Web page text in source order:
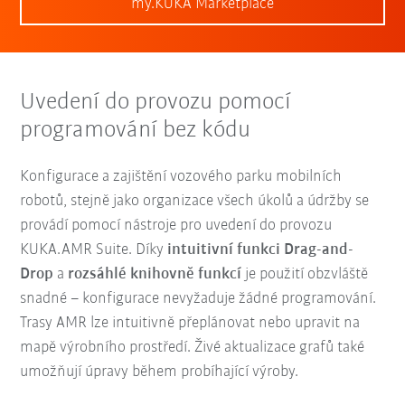
my.KUKA Marketplace
Uvedení do provozu pomocí
programování bez kódu
Konfigurace a zajištění vozového parku mobilních
robotů, stejně jako organizace všech úkolů a údržby se
provádí pomocí nástroje pro uvedení do provozu
KUKA.AMR Suite. Díky intuitivní funkci Drag-and-
Drop a rozsáhlé knihovně funkcí je použití obzvláště
snadné – konfigurace nevyžaduje žádné programování.
Trasy AMR lze intuitivně přeplánovat nebo upravit na
mapě výrobního prostředí. Živé aktualizace grafů také
umožňují úpravy během probíhající výroby.